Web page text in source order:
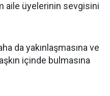
aile üyelerinin sevgisini
da yakınlaşmasına ve
içinde bulmasına